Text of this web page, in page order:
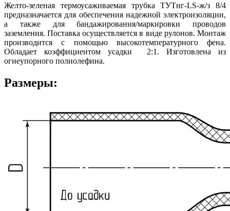
Желто-зеленая термоусаживаемая трубка ТУТнг-LS-ж/з 8/4
предназначается для обеспечения надежной электроизоляции,
а также для бандажирования/маркировки проводов
заземления. Поставка осуществляется в виде рулонов. Монтаж
производится с помощью высокотемпературного фена.
Обладает коэффициентом усадки 2:1. Изготовлена из
огнеупорного полиолефина.
Размеры: